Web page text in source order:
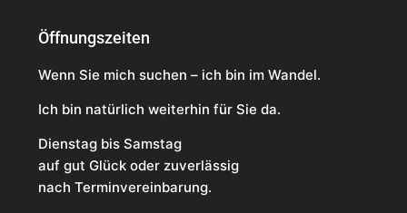
Öffnungszeiten
Wenn Sie mich suchen – ich bin im Wandel.
Ich bin natürlich weiterhin für Sie da.
Dienstag bis Samstag
auf gut Glück oder zuverlässig
nach Terminvereinbarung.